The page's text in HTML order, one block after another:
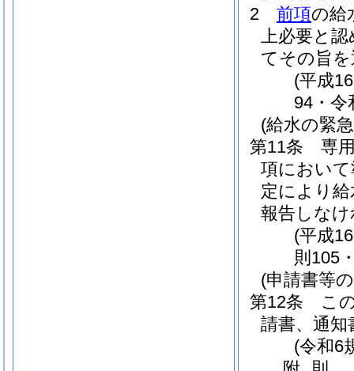
2
前項の給
上必要と
てその旨
(平成
94・令
(給水の緊
第11条
専
項において
定により
報告しな
(平成
則105
(申請書等
第12条
こ
請書、通知
(令和6